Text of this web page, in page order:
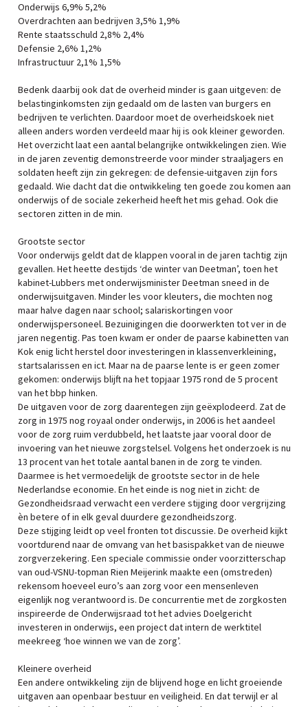
Onderwijs 6,9% 5,2%
Overdrachten aan bedrijven 3,5% 1,9%
Rente staatsschuld 2,8% 2,4%
Defensie 2,6% 1,2%
Infrastructuur 2,1% 1,5%
Bedenk daarbij ook dat de overheid minder is gaan uitgeven: de
belastinginkomsten zijn gedaald om de lasten van burgers en
bedrijven te verlichten. Daardoor moet de overheidskoek niet
alleen anders worden verdeeld maar hij is ook kleiner geworden.
Het overzicht laat een aantal belangrijke ontwikkelingen zien. Wie
in de jaren zeventig demonstreerde voor minder straaljagers en
soldaten heeft zijn zin gekregen: de defensie-uitgaven zijn fors
gedaald. Wie dacht dat die ontwikkeling ten goede zou komen aan
onderwijs of de sociale zekerheid heeft het mis gehad. Ook die
sectoren zitten in de min.
Grootste sector
Voor onderwijs geldt dat de klappen vooral in de jaren tachtig zijn
gevallen. Het heette destijds ‘de winter van Deetman’, toen het
kabinet-Lubbers met onderwijsminister Deetman sneed in de
onderwijsuitgaven. Minder les voor kleuters, die mochten nog
maar halve dagen naar school; salariskortingen voor
onderwijspersoneel. Bezuinigingen die doorwerkten tot ver in de
jaren negentig. Pas toen kwam er onder de paarse kabinetten van
Kok enig licht herstel door investeringen in klassenverkleining,
startsalarissen en ict. Maar na de paarse lente is er geen zomer
gekomen: onderwijs blijft na het topjaar 1975 rond de 5 procent
van het bbp hinken.
De uitgaven voor de zorg daarentegen zijn geëxplodeerd. Zat de
zorg in 1975 nog royaal onder onderwijs, in 2006 is het aandeel
voor de zorg ruim verdubbeld, het laatste jaar vooral door de
invoering van het nieuwe zorgstelsel. Volgens het onderzoek is nu
13 procent van het totale aantal banen in de zorg te vinden.
Daarmee is het vermoedelijk de grootste sector in de hele
Nederlandse economie. En het einde is nog niet in zicht: de
Gezondheidsraad verwacht een verdere stijging door vergrijzing
èn betere of in elk geval duurdere gezondheidszorg.
Deze stijging leidt op veel fronten tot discussie. De overheid kijkt
voortdurend naar de omvang van het basispakket van de nieuwe
zorgverzekering. Een speciale commissie onder voorzitterschap
van oud-VSNU-topman Rien Meijerink maakte een (omstreden)
rekensom hoeveel euro’s aan zorg voor een mensenleven
eigenlijk nog verantwoord is. De concurrentie met de zorgkosten
inspireerde de Onderwijsraad tot het advies Doelgericht
investeren in onderwijs, een project dat intern de werktitel
meekreeg ‘hoe winnen we van de zorg’.
Kleinere overheid
Een andere ontwikkeling zijn de blijvend hoge en licht groeiende
uitgaven aan openbaar bestuur en veiligheid. En dat terwijl er al